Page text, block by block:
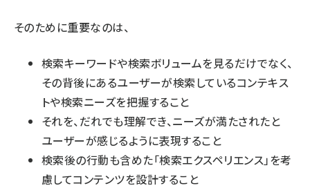
そのために重要なのは、
検索キーワードや検索ボリュームを見るだけでなく、
その背後にあるユーザーが検索しているコンテキス
トや検索ニーズを把握すること
それを、だれでも理解でき、ニーズが満たされたと
ユーザーが感じるように表現すること
検索後の行動も含めた「検索エクスペリエンス」を考
慮してコンテンツを設計すること